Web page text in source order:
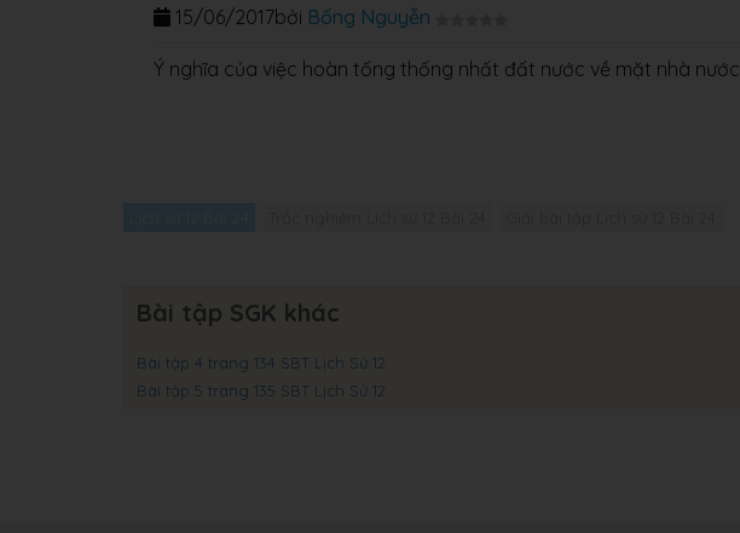
bởi Bống Nguyễn
15/06/2017
Ý nghĩa của việc hoàn tống thống nhất đất nước về mặt nhà nước
Bài tập SGK khác
Bài tập 4 trang 134 SBT Lịch Sử 12
Bài tập 5 trang 135 SBT Lịch Sử 12